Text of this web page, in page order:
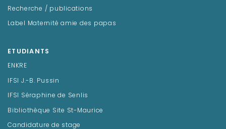
Recherche / publications
Label Maternité amie des papas
ETUDIANTS
ENKRE
IFSI J.-B. Pussin
IFSI Séraphine de Senlis
Bibliothèque Site St-Maurice
Candidature de stage